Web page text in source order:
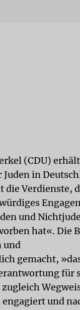
(CDU)
in
Verdienste,
und
hat«. Die
und
gemacht,
für
und